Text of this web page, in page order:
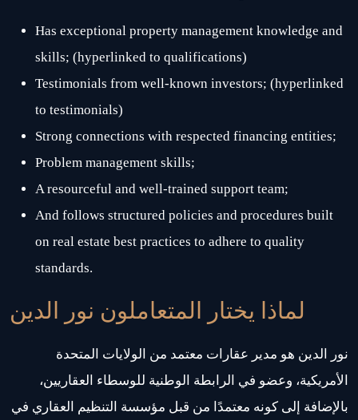
Has exceptional property management knowledge and
skills; (hyperlinked to qualifications)
Testimonials from well-known investors; (hyperlinked
to testimonials)
Strong connections with respected financing entities;
Problem management skills;
A resourceful and well-trained support team;
And follows structured policies and procedures built
on real estate best practices to adhere to quality
standards.
لماذا يختار المتعاملون نور الدين
نور الدين هو مدير عقارات معتمد من الولايات المتحدة
الأمريكية، وعضو في الرابطة الوطنية للوسطاء العقاريين،
بالإضافة إلى كونه معتمدًا من قبل مؤسسة التنظيم العقاري في